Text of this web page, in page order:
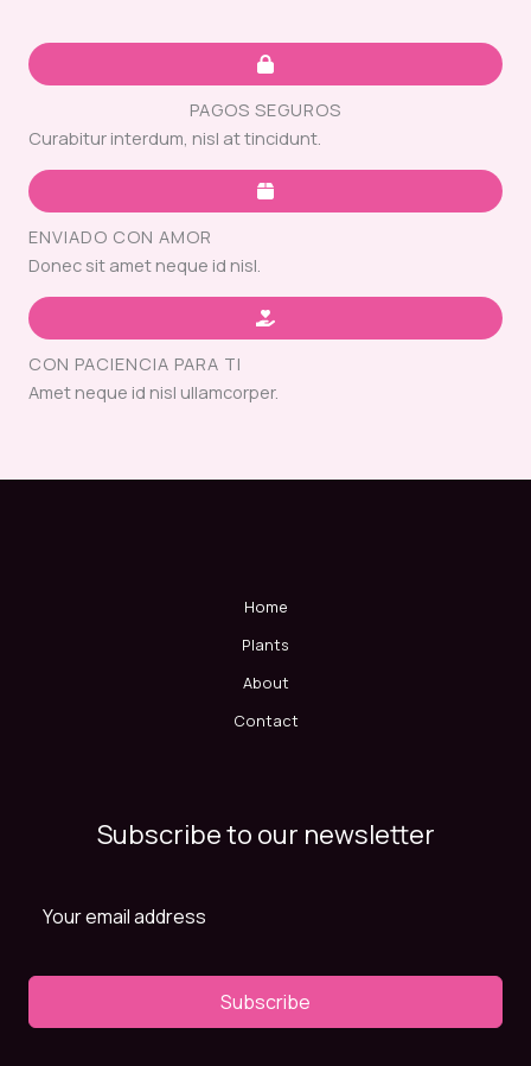
PAGOS SEGUROS
Curabitur interdum, nisl at tincidunt.
ENVIADO CON AMOR
Donec sit amet neque id nisl.
CON PACIENCIA PARA TI
Amet neque id nisl ullamcorper.
Home
Plants
About
Contact
Subscribe to our newsletter
Subscribe